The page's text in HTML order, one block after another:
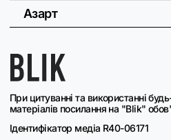
При цитуванні та використанні
матеріалів посилання на "Blik"
Ідентифікатор медіа R40-06171
Азарт